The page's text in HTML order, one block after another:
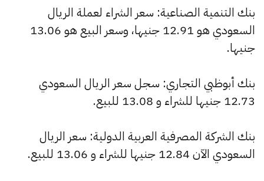
بنك التنمية الصناعية: سعر الشراء لعملة الريال
السعودي هو 12.91 جنيها، وسعر البيع هو 13.06
جنيها.
بنك أبوظبي التجاري: سجل سعر الريال السعودي
12.73 جنيها للشراء و 13.08 للبيع.
بنك الشركة المصرفية العربية الدولية: سعر الريال
السعودي الآن 12.84 جنيها للشراء و 13.06 للبيع.